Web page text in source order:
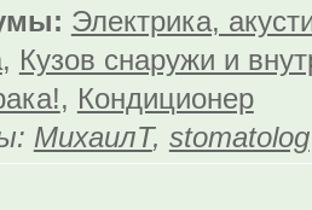
Электрика,
, Кузов снаружи и
, Кондиционер
МихаилТ, stomatolog